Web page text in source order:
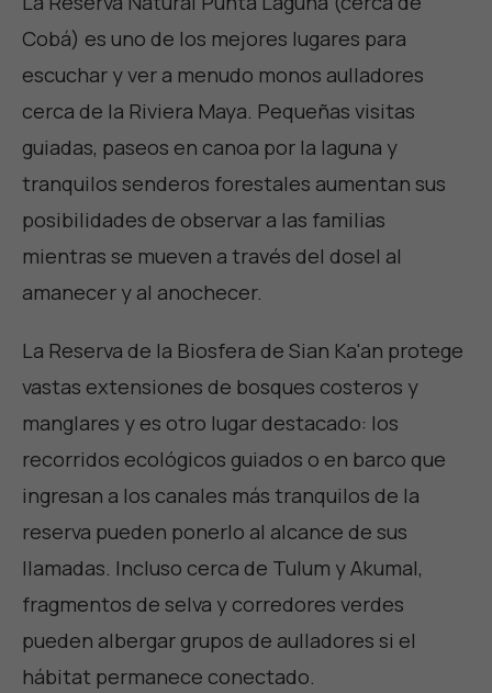
Cobá) es uno de los mejores lugares para
escuchar y ver a menudo monos aulladores
cerca de la Riviera Maya. Pequeñas visitas
guiadas, paseos en canoa por la laguna y
tranquilos senderos forestales aumentan sus
posibilidades de observar a las familias
mientras se mueven a través del dosel al
amanecer y al anochecer.
La Reserva de la Biosfera de Sian Ka'an protege
vastas extensiones de bosques costeros y
manglares y es otro lugar destacado: los
recorridos ecológicos guiados o en barco que
ingresan a los canales más tranquilos de la
reserva pueden ponerlo al alcance de sus
llamadas. Incluso cerca de Tulum y Akumal,
fragmentos de selva y corredores verdes
pueden albergar grupos de aulladores si el
hábitat permanece conectado.